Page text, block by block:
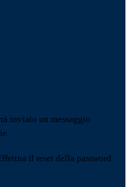
inviato un messaggio
il reset della password